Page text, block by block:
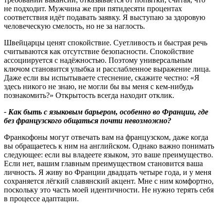
не подходит. Мужчина же при пятидесяти процентах
соответствия идёт подавать заявку. Я выступаю за здоровую
человеческую смелость, но не за наглость.
Швейцарцы ценят спокойствие. Суетливость и быстрая речь
считываются как отсутствие безопасности. Спокойствие
ассоциируется с надёжностью. Поэтому универсальным
ключом становится улыбка и расслабленное выражение лица.
Даже если вы испытываете стеснение, скажите честно: «Я
здесь никого не знаю, не могли бы вы меня с кем-нибудь
познакомить?» Открытость всегда находит отклик.
- Как быть с языковым барьером, особенно во Франции, где
без французского общаться почти невозможно?
Франкофоны могут отвечать вам на французском, даже когда
вы обращаетесь к ним на английском. Однако важно понимать
следующее: если вы владеете языком, это ваше преимущество.
Если нет, вашим главным преимуществом становится ваша
личность. Я живу во Франции двадцать четыре года, и у меня
сохраняется лёгкий славянский акцент. Мне с ним комфортно,
поскольку это часть моей идентичности. Не нужно терять себя
в процессе адаптации.